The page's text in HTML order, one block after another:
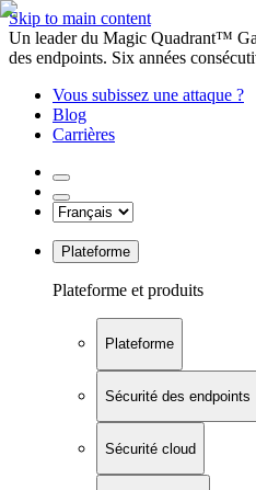
Skip to main content
Un leader du Magic Quadrant™
des endpoints. Six années
Vous subissez une attaque ?
Blog
Carrières
Plateforme
Plateforme et produits
Plateforme
Sécurité des endpoints
Sécurité cloud